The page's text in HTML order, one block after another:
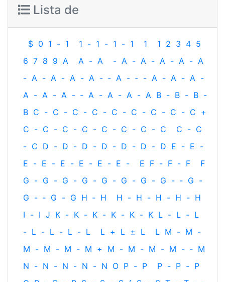
Lista de
$ 0 1 - 1 1 - 1 - 1 - 1 1 1 2 3 4 5
6 7 8 9 A A - A - A - A - A - A - A
- A - A - A - A - ‐ A - ‐ - A - A - A -
A - A - A - ‐ A - A - A - A B - B - B -
B C - C - C - C - C - C - C - C - C +
C - C - C - C - C - C - C - C C - C
- C D - D - D - D - D - D - D E - E -
E - E - E - E - E - E - E F - F - F
F
G - G - G - G - G - G - G - G - ‐ G -
G - ‐ G - G H ‐ H H - H - H - H - H
I - I J K - K - K - K - K - K L - L - L
- L - L - L - L L + L ± L L M - M -
M - M - M - M + M - M - M - M - ‐ M
N - N - N - N - N O P - P P - P - P